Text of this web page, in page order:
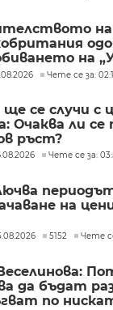
на
на
от
Чете се за:
ще се случи с
Очаква ли
ръст?
Чете се за:
на
5152 Чете
да бъдат
по